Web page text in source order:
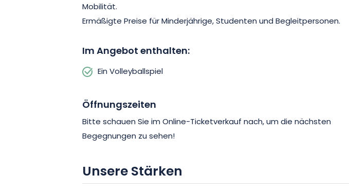
Mobilität.
Ermäßigte Preise für Minderjährige, Studenten und Begleitpersonen.
Im Angebot enthalten:
Ein Volleyballspiel
Öffnungszeiten
Bitte schauen Sie im Online-Ticketverkauf nach, um die nächsten
Begegnungen zu sehen!
Unsere Stärken